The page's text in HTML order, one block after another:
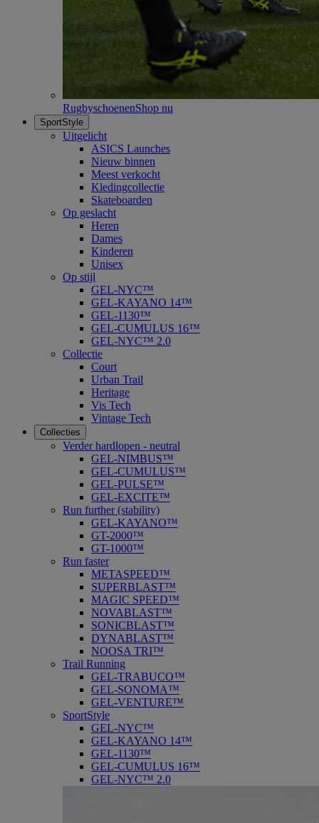
RugbyschoenenShop nu
SportStyle
Uitgelicht
ASICS Launches
Nieuw binnen
Meest verkocht
Kledingcollectie
Skateboarden
Op geslacht
Heren
Dames
Kinderen
Unisex
Op stijl
GEL-NYC™
GEL-KAYANO 14™
GEL-1130™
GEL-CUMULUS 16™
GEL-NYC™ 2.0
Collectie
Court
Urban Trail
Heritage
Vis Tech
Vintage Tech
Collecties
Verder hardlopen - neutral
GEL-NIMBUS™
GEL-CUMULUS™
GEL-PULSE™
GEL-EXCITE™
Run further (stability)
GEL-KAYANO™
GT-2000™
GT-1000™
Run faster
METASPEED™
SUPERBLAST™
MAGIC SPEED™
NOVABLAST™
SONICBLAST™
DYNABLAST™
NOOSA TRI™
Trail Running
GEL-TRABUCO™
GEL-SONOMA™
GEL-VENTURE™
SportStyle
GEL-NYC™
GEL-KAYANO 14™
GEL-1130™
GEL-CUMULUS 16™
GEL-NYC™ 2.0